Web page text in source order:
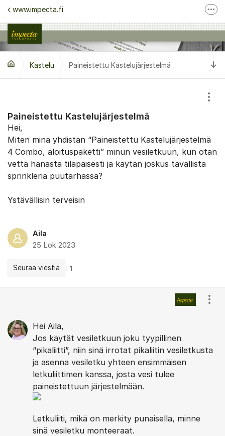
Siirry sisältöön
www.impecta.fi
Ota yhteyttä asiakaspalveluun
Seuraa meitä Facebook
Seuraa meitä Instagram
Kastelu Paineistettu Kastelujärjestelmä
Paineistettu Kastelujärjestelmä
Hei,
Miten minä yhdistän “Paineistettu Kastelujärjestelmä
4 Combo, aloituspaketti” minun vesiletkuun, kun otan
vettä hanasta tilapäisesti ja käytän joskus tavallista
sprinkleriä puutarhassa?
Ystävällisin terveisin
Aila
25 Lok 2023
Seuraa viestiä 1
Hei Aila,
Jos käytät vesiletkuun joku tyypillinen
“pikaliitti”, niin sinä irrotat pikaliitin vesiletkusta
ja asenna vesiletku yhteen ensimmäisen
letkuliittimen kanssa, josta vesi tulee
paineistettuun järjestelmään.
Letkuliiti, mikä on merkity punaisella, minne
sinä vesiletku monteeraat.